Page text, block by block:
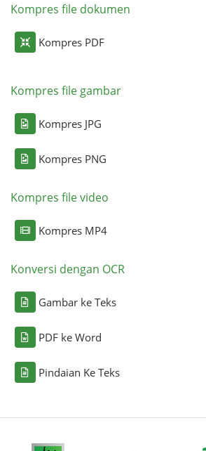
Kompres file dokumen
Kompres PDF
Kompres file gambar
Kompres JPG
Kompres PNG
Kompres file video
Kompres MP4
Konversi dengan OCR
Gambar ke Teks
PDF ke Word
Pindaian Ke Teks